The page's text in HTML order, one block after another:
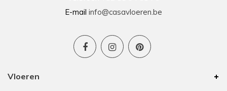
E-mail info@casavloeren.be
Vloeren